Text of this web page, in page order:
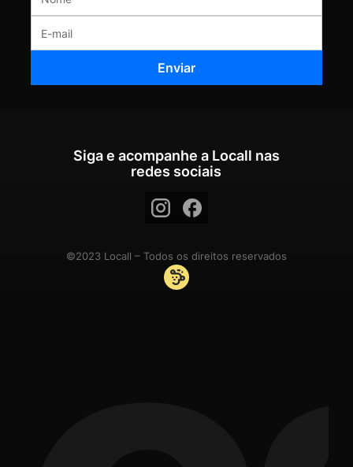
Siga e acompanhe a Locall nas
redes sociais
©2023 Locall – Todos os direitos reservados